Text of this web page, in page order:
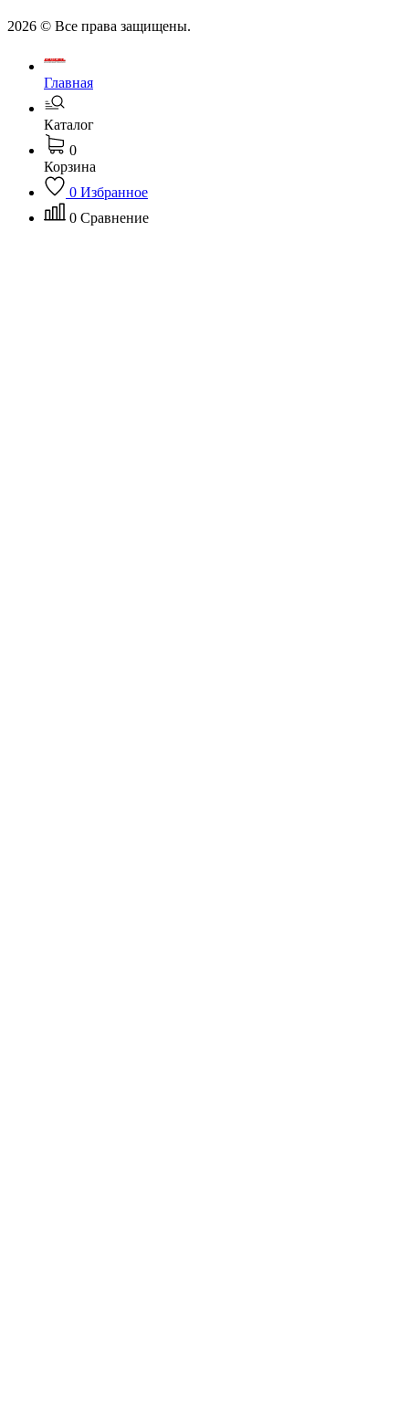
2026 © Все права защищены.
Главная
Каталог
0
Корзина
0 Избранное
0 Сравнение